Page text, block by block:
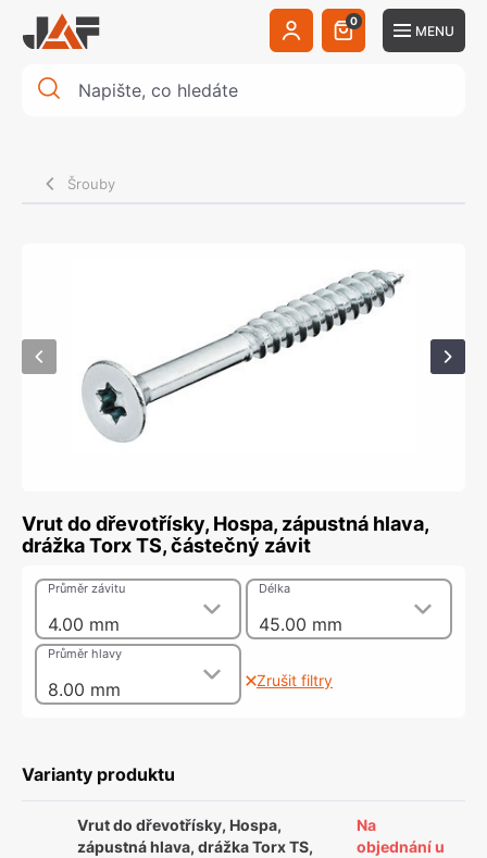
0
MENU
Šrouby
Vrut do dřevotřísky, Hospa, zápustná hlava,
drážka Torx TS, částečný závit
4.00 mm
Průměr závitu
45.00 mm
Délka
8.00 mm
Průměr hlavy
Zrušit filtry
Varianty produktu
Vrut do dřevotřísky, Hospa,
zápustná hlava, drážka Torx TS,
Na
objednání u